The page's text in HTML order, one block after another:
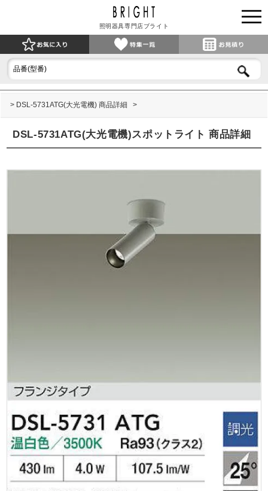
照明器具専門店ブライト
DSL-5731ATG(大光電機) 商品詳細
DSL-5731ATG(大光電機)スポットライト 商品詳細